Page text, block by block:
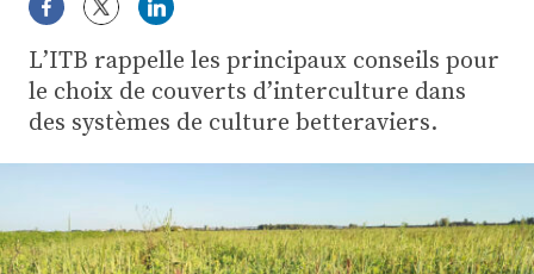
La technique ITB
Pommes de terre
Guides pratiques
Plus
L’ITB rappelle les principaux conseils pour
le choix de couverts d’interculture dans
des systèmes de culture betteraviers.